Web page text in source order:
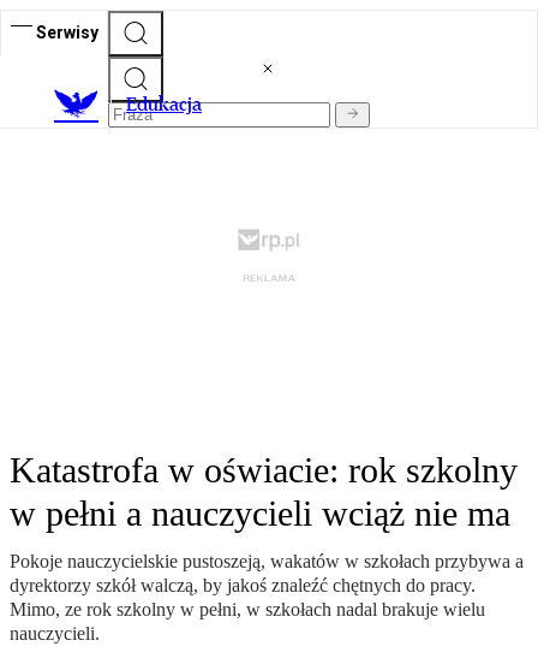
Serwisy
Edukacja
Katastrofa w oświacie: rok szkolny
w pełni a nauczycieli wciąż nie ma
Pokoje nauczycielskie pustoszeją, wakatów w szkołach przybywa a
dyrektorzy szkół walczą, by jakoś znaleźć chętnych do pracy.
Mimo, ze rok szkolny w pełni, w szkołach nadal brakuje wielu
nauczycieli.